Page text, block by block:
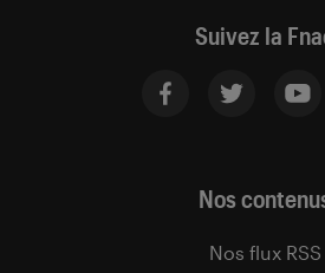
Suivez la
Nos
Nos flux RSS